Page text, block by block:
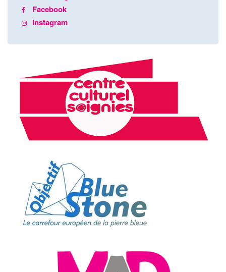
Facebook
Instagram